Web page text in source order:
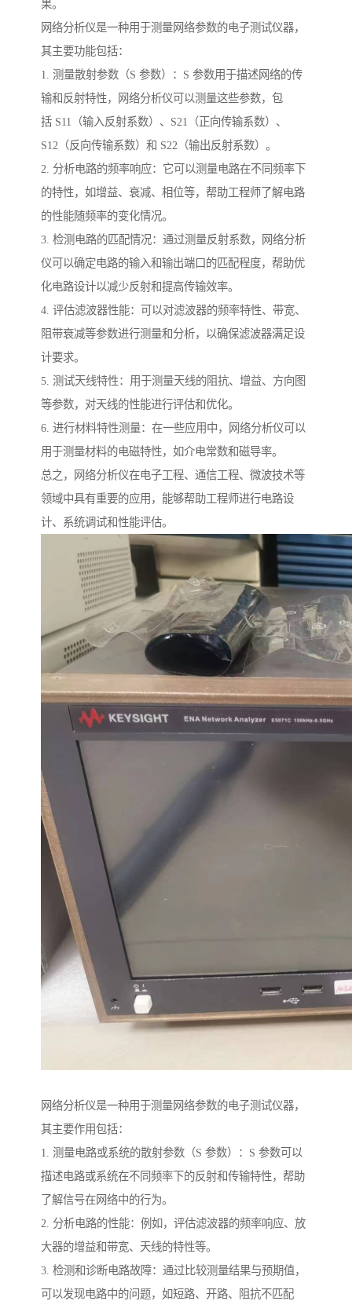
果。
网络分析仪是一种用于测量网络参数的电子测试仪器，
其主要功能包括：
1. 测量散射参数（S 参数）：S 参数用于描述网络的传
输和反射特性，网络分析仪可以测量这些参数，包
括 S11（输入反射系数）、S21（正向传输系数）、
S12（反向传输系数）和 S22（输出反射系数）。
2. 分析电路的频率响应：它可以测量电路在不同频率下
的特性，如增益、衰减、相位等，帮助工程师了解电路
的性能随频率的变化情况。
3. 检测电路的匹配情况：通过测量反射系数，网络分析
仪可以确定电路的输入和输出端口的匹配程度，帮助优
化电路设计以减少反射和提高传输效率。
4. 评估滤波器性能：可以对滤波器的频率特性、带宽、
阻带衰减等参数进行测量和分析，以确保滤波器满足设
计要求。
5. 测试天线特性：用于测量天线的阻抗、增益、方向图
等参数，对天线的性能进行评估和优化。
6. 进行材料特性测量：在一些应用中，网络分析仪可以
用于测量材料的电磁特性，如介电常数和磁导率。
总之，网络分析仪在电子工程、通信工程、微波技术等
领域中具有重要的应用，能够帮助工程师进行电路设
计、系统调试和性能评估。
网络分析仪是一种用于测量网络参数的电子测试仪器，
其主要作用包括：
1. 测量电路或系统的散射参数（S 参数）：S 参数可以
描述电路或系统在不同频率下的反射和传输特性，帮助
了解信号在网络中的行为。
2. 分析电路的性能：例如，评估滤波器的频率响应、放
大器的增益和带宽、天线的特性等。
3. 检测和诊断电路故障：通过比较测量结果与预期值，
可以发现电路中的问题，如短路、开路、阻抗不匹配